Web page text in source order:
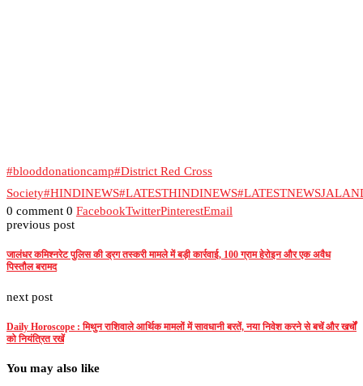
#blooddonationcamp#District Red Cross
Society#HINDINEWS#LATESTHINDINEWS
0 comment 0 FacebookTwitterPinterestEmail
previous post
जालंधर कमिश्नरेट पुलिस की ड्रग तस्करी मामले में बड़ी कार्रवाई, 100 ग्राम हेरोइन और एक अवैध
पिस्तौल बरामद
next post
Daily Horoscope : मिथुन राशिवाले आर्थिक मामलों में सावधानी बरतें, नया निवेश करने से बचें और खर्चों
को नियंत्रित रखें
You may also like